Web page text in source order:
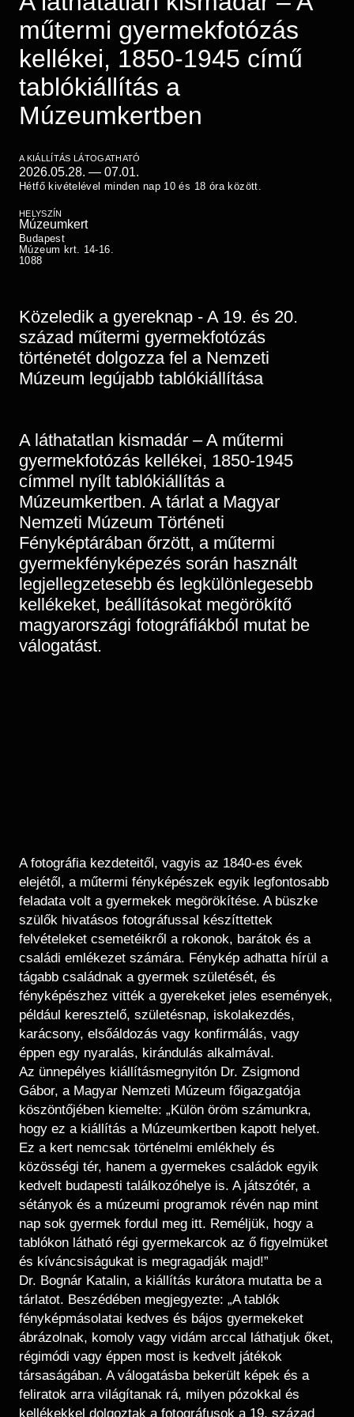
Régészet
Tagintézmények
Felnőttképzés
Közérdekű adatok
Képcsarnok
Történeti Fényképtár
Éremtár
Adattár
Központi Könyvtár
műtermi gyermekfotózás
kellékei, 1850-1945 című
tablókiállítás a
Múzeumkertben
A KIÁLLÍTÁS LÁTOGATHATÓ
2026.05.28. — 07.01.
Hétfő kivételével minden nap 10 és 18 óra között.
HELYSZÍN
Múzeumkert
Budapest
Múzeum krt. 14-16.
1088
Közeledik a gyereknap - A 19. és 20.
század műtermi gyermekfotózás
történetét dolgozza fel a Nemzeti
Múzeum legújabb tablókiállítása
A láthatatlan kismadár – A műtermi
gyermekfotózás kellékei, 1850-1945
címmel nyílt tablókiállítás a
Múzeumkertben. A tárlat a Magyar
Nemzeti Múzeum Történeti
Fényképtárában őrzött, a műtermi
gyermekfényképezés során használt
legjellegzetesebb és legkülönlegesebb
kellékeket, beállításokat megörökítő
magyarországi fotográfiákból mutat be
válogatást.
A fotográfia kezdeteitől, vagyis az 1840-es évek
elejétől, a műtermi fényképészek egyik legfontosabb
feladata volt a gyermekek megörökítése. A büszke
szülők hivatásos fotográfussal készíttettek
felvételeket csemetéikről a rokonok, barátok és a
családi emlékezet számára. Fénykép adhatta hírül a
tágabb családnak a gyermek születését, és
fényképészhez vitték a gyerekeket jeles események,
például keresztelő, születésnap, iskolakezdés,
karácsony, elsőáldozás vagy konfirmálás, vagy
éppen egy nyaralás, kirándulás alkalmával.
Az ünnepélyes kiállításmegnyitón Dr. Zsigmond
Gábor, a Magyar Nemzeti Múzeum főigazgatója
köszöntőjében kiemelte: „Külön öröm számunkra,
hogy ez a kiállítás a Múzeumkertben kapott helyet.
Ez a kert nemcsak történelmi emlékhely és
közösségi tér, hanem a gyermekes családok egyik
kedvelt budapesti találkozóhelye is. A játszótér, a
sétányok és a múzeumi programok révén nap mint
nap sok gyermek fordul meg itt. Reméljük, hogy a
tablókon látható régi gyermekarcok az ő figyelmüket
és kíváncsiságukat is megragadják majd!”
Dr. Bognár Katalin, a kiállítás kurátora mutatta be a
tárlatot. Beszédében megjegyezte: „A tablók
fényképmásolatai kedves és bájos gyermekeket
ábrázolnak, komoly vagy vidám arccal láthatjuk őket,
régimódi vagy éppen most is kedvelt játékok
társaságában. A válogatásba bekerült képek és a
feliratok arra világítanak rá, milyen pózokkal és
kellékekkel dolgoztak a fotográfusok a 19. század